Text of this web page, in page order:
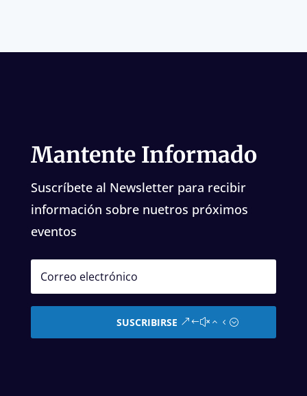
Mantente Informado
Suscríbete al Newsletter para recibir
información sobre nuetros próximos
eventos
SUSCRIBIRSE